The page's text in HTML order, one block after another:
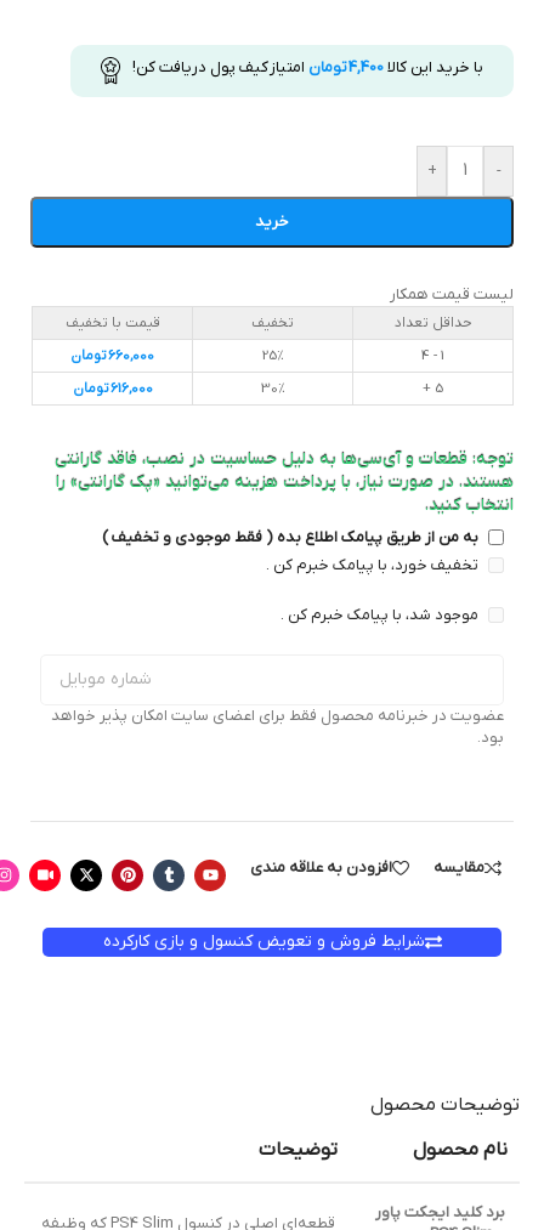
با خرید این کالا4,400تومان امتیاز کیف پول دریافت کن!
-
+
خرید
لیست قیمت همکار
حداقل تعداد تخفیف
قیمت با تخفیف
1 - 4
25%
660,000تومان
5 +
30%
616,000تومان
توجه: قطعات و آی‌سی‌ها به دلیل حساسیت در نصب، فاقد گارانتی
هستند. در صورت نیاز، با پرداخت هزینه می‌توانید «پک گارانتی» را
انتخاب کنید.
به من از طریق پیامک اطلاع بده ( فقط موجودی و تخفیف )
تخفیف خورد، با پیامک خبرم کن .
موجود شد، با پیامک خبرم کن .
عضویت در خبرنامه محصول فقط برای اعضای سایت امکان پذیر خواهد
بود.
مقایسه افزودن به علاقه مندی
شرایط فروش و تعویض کنسول و بازی کارکرده
توضیحات محصول
نام محصول
توضیحات
برد کلید ایجکت پاور
قطعه‌ای اصلی در کنسول PS4 Slim که وظیفه